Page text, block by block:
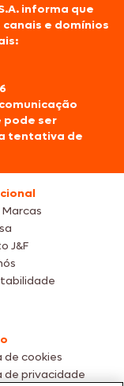
informa que
e domínios
pode ser
tentativa de
J&F
de cookies
de privacidade